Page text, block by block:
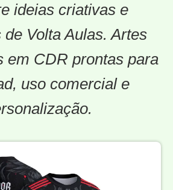
ideias criativas e
Volta Aulas. Artes
em CDR prontas para
uso comercial e